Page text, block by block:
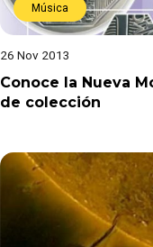
Música
26 Nov 2013
Conoce la Nueva
de colección